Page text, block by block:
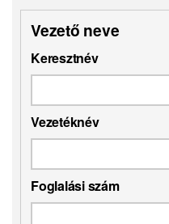
Vezető neve
Keresztnév
Vezetéknév
Foglalási szám